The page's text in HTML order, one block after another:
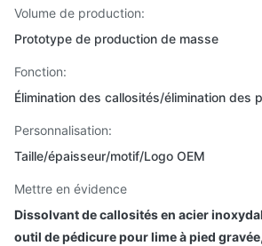
Volume de production:
Prototype de production de masse
Fonction:
Élimination des callosités/élimination des
Personnalisation:
Taille/épaisseur/motif/Logo OEM
Mettre en évidence
Dissolvant de callosités en acier
outil de pédicure pour lime à pied gravée,